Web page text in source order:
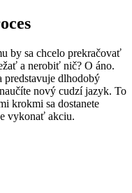
by sa chcelo prekračovať
a nerobiť nič? O áno.
predstavuje dlhodobý
nový cudzí jazyk. To
krokmi sa dostanete
vykonať akciu.